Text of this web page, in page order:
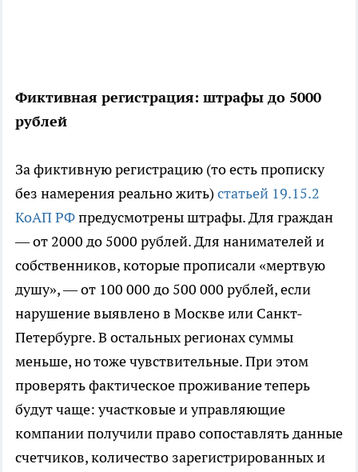
Фиктивная регистрация: штрафы до 5000
рублей
За фиктивную регистрацию (то есть прописку
без намерения реально жить) статьей 19.15.2
КоАП РФпредусмотрены штрафы. Для граждан
— от 2000 до 5000 рублей. Для нанимателей и
собственников, которые прописали «мертвую
душу», — от 100 000 до 500 000 рублей, если
нарушение выявлено в Москве или Санкт-
Петербурге. В остальных регионах суммы
меньше, но тоже чувствительные. При этом
проверять фактическое проживание теперь
будут чаще: участковые и управляющие
компании получили право сопоставлять данные
счетчиков, количество зарегистрированных и